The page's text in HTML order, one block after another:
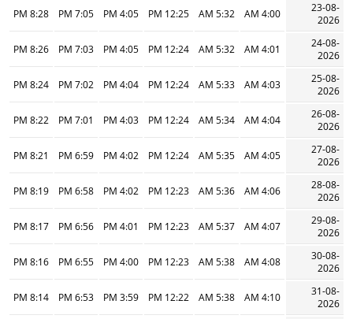
23-08-
2026
4:00 AM
5:32 AM
12:25 PM
4:05 PM
7:05 PM
8:28 PM
24-08-
2026
4:01 AM
5:32 AM
12:24 PM
4:05 PM
7:03 PM
8:26 PM
25-08-
2026
4:03 AM
5:33 AM
12:24 PM
4:04 PM
7:02 PM
8:24 PM
26-08-
2026
4:04 AM
5:34 AM
12:24 PM
4:03 PM
7:01 PM
8:22 PM
27-08-
2026
4:05 AM
5:35 AM
12:24 PM
4:02 PM
6:59 PM
8:21 PM
28-08-
2026
4:06 AM
5:36 AM
12:23 PM
4:02 PM
6:58 PM
8:19 PM
29-08-
2026
4:07 AM
5:37 AM
12:23 PM
4:01 PM
6:56 PM
8:17 PM
30-08-
2026
4:08 AM
5:38 AM
12:23 PM
4:00 PM
6:55 PM
8:16 PM
31-08-
2026
4:10 AM
5:38 AM
12:22 PM
3:59 PM
6:53 PM
8:14 PM